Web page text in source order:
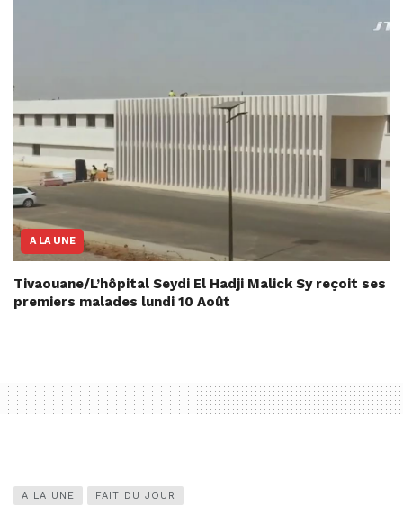
A LA UNE
Tivaouane/L’hôpital Seydi El Hadji Malick Sy reçoit ses
premiers malades lundi 10 Août
A LA UNE FAIT DU JOUR